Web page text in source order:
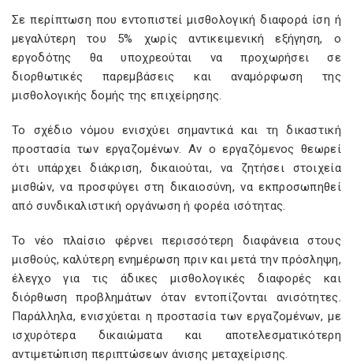
Σε περίπτωση που εντοπιστεί μισθολογική διαφορά ίση ή
μεγαλύτερη του 5% χωρίς αντικειμενική εξήγηση, ο
εργοδότης θα υποχρεούται να προχωρήσει σε
διορθωτικές παρεμβάσεις και αναμόρφωση της
μισθολογικής δομής της επιχείρησης.
Το σχέδιο νόμου ενισχύει σημαντικά και τη δικαστική
προστασία των εργαζομένων. Αν ο εργαζόμενος θεωρεί
ότι υπάρχει διάκριση, δικαιούται, να ζητήσει στοιχεία
μισθών, να προσφύγει στη δικαιοσύνη, να εκπροσωπηθεί
από συνδικαλιστική οργάνωση ή φορέα ισότητας.
Το νέο πλαίσιο φέρνει περισσότερη διαφάνεια στους
μισθούς, καλύτερη ενημέρωση πριν και μετά την πρόσληψη,
έλεγχο για τις άδικες μισθολογικές διαφορές και
διόρθωση προβλημάτων όταν εντοπίζονται ανισότητες.
Παράλληλα, ενισχύεται η προστασία των εργαζομένων, με
ισχυρότερα δικαιώματα και αποτελεσματικότερη
αντιμετώπιση περιπτώσεων άνισης μεταχείρισης.